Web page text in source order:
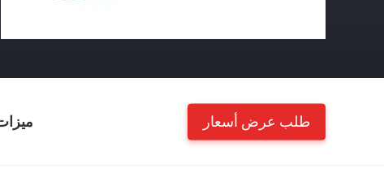
طلب عرض أسعار